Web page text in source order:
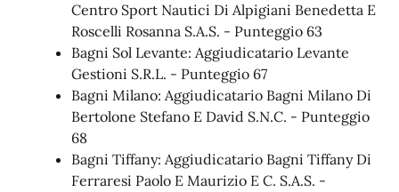
Centro Sport Nautici Di Alpigiani Benedetta E
Roscelli Rosanna S.A.S. - Punteggio 63
Bagni Sol Levante: Aggiudicatario Levante
Gestioni S.R.L. - Punteggio 67
Bagni Milano: Aggiudicatario Bagni Milano Di
Bertolone Stefano E David S.N.C. - Punteggio
68
Bagni Tiffany: Aggiudicatario Bagni Tiffany Di
Ferraresi Paolo E Maurizio E C. S.A.S. -